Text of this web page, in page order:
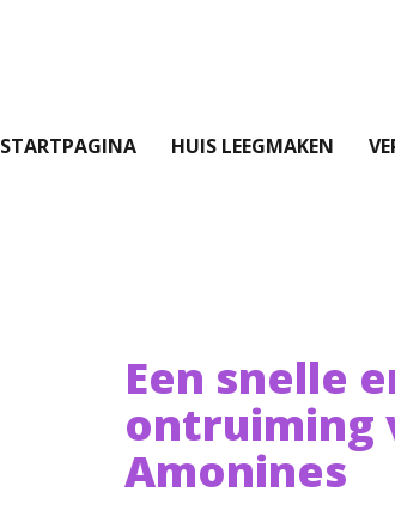
STARTPAGINA HUIS LEEGMAKEN
Een snelle
ontruiming
Amonines